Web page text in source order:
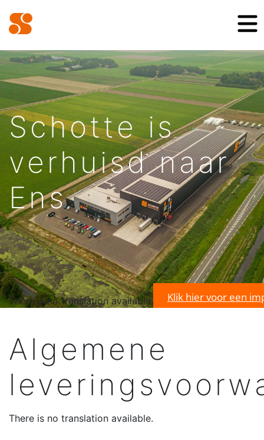
Schotte is
verhuisd naar
Ens
There is no translation available. Klik hier voor een
Algemene
There is no translation available.